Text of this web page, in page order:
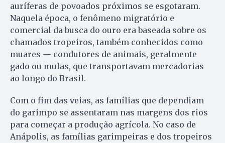
auríferas de povoados próximos se esgotaram.
Naquela época, o fenômeno migratório e
comercial da busca do ouro era baseada sobre os
chamados tropeiros, também conhecidos como
muares — condutores de animais, geralmente
gado ou mulas, que transportavam mercadorias
ao longo do Brasil.
Com o fim das veias, as famílias que dependiam
do garimpo se assentaram nas margens dos rios
para começar a produção agrícola. No caso de
Anápolis, as famílias garimpeiras e dos tropeiros